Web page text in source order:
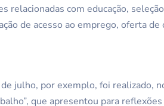
relacionadas com educação,
de acesso ao emprego, oferta
julho, por exemplo, foi realizado,
que apresentou para